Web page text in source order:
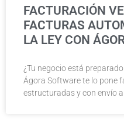
FACTURACIÓN
FACTURAS
LA LEY CON
¿Tu negocio está
Ágora Software te lo pone
estructuradas y con envío